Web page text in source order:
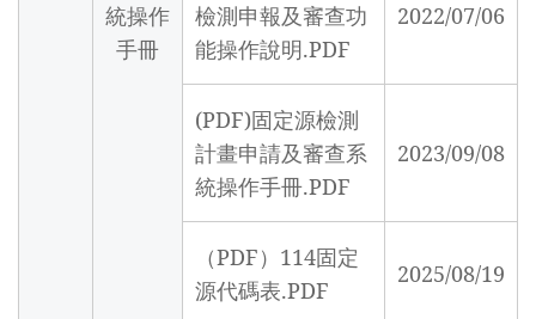
統操作
手冊
檢測申報及審查功
能操作說明.PDF
2022/07/06
(PDF)固定源檢測
計畫申請及審查系
統操作手冊.PDF
2023/09/08
（PDF）114固定
源代碼表.PDF
2025/08/19